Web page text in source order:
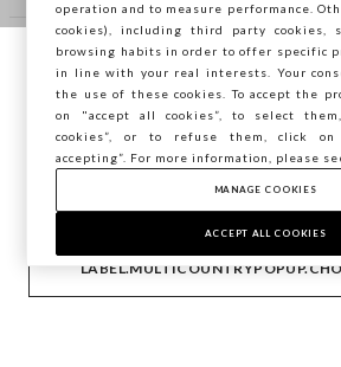
ΠΡΑΚΤΟΡΕΙΟ
ΕΠΙΚΟΙΝΩΝΗΣΤΕ ΜΑΖΙ ΜΑΣ
Copyright © Ovs S.p.A. ΑΦΜ:
κεφάλαιο 290.923.470 -
Περιηγείστε στο STEFANEL
να αποθηκεύσετε την
ΕΠΙΒΕΒΑΊΩΣΗ
footer.item.country
operation and to measure performance.
cookies), including third party cookies,
browsing habits in order to offer specific
in line with your real interests. Your
the use of these cookies. To accept the
on "accept all cookies”, to select
cookies”, or to refuse them, click on
accepting”. For more information, please
MANAGE COOKIES
ACCEPT ALL COOKIES